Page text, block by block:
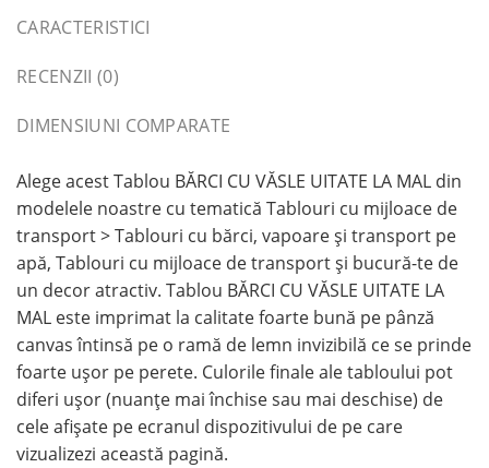
CARACTERISTICI
RECENZII (0)
DIMENSIUNI COMPARATE
Alege acest Tablou BĂRCI CU VĂSLE UITATE LA MAL din
modelele noastre cu tematică Tablouri cu mijloace de
transport > Tablouri cu bărci, vapoare și transport pe
apă, Tablouri cu mijloace de transport și bucură-te de
un decor atractiv. Tablou BĂRCI CU VĂSLE UITATE LA
MAL este imprimat la calitate foarte bună pe pânză
canvas întinsă pe o ramă de lemn invizibilă ce se prinde
foarte ușor pe perete. Culorile finale ale tabloului pot
diferi ușor (nuanțe mai închise sau mai deschise) de
cele afișate pe ecranul dispozitivului de pe care
vizualizezi această pagină.